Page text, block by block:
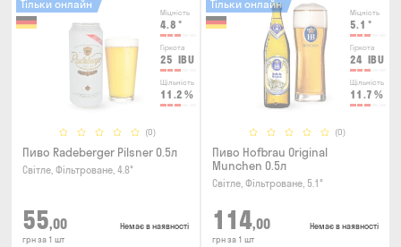
Міцність
4.8 °
Гіркота
25 IBU
Щільність
11.2 %
(0)
Тільки онлайн
Пиво Radeberger Pilsner 0.5л
Світле, Фільтроване, 4.8°
55,00
грн за 1 шт
Немає в наявності
Міцність
5.1 °
Гіркота
24 IBU
Щільність
11.7 %
(0)
Тільки онлайн
Пиво Hofbrau Original
Munchen 0.5л
Світле, Фільтроване, 5.1°
114,00
грн за 1 шт
Немає в наявності